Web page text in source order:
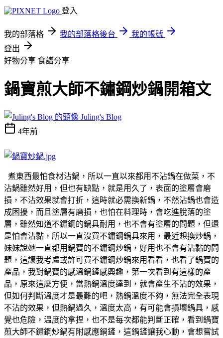
登入
我的部落格 我的部落格後台
我的帳號
登出
好物分享 食譜分享
鍋寶煎大師不鏽鋼炒鍋開箱文
Juling's Blog
4年前
煮東西最怕食材沾鍋，所以一直以來都用不沾鍋在做菜，不
沾鍋雖然好用，但也有缺點，就是用久了，表面的塗層會磨
損，不沾效果就會打折，這時就必需換新鍋，不然沾鍋也會造
成困擾，而且塗層有磨損，也怕在料理時，會吃進脫落的塗
層，雖然知道不鏽鋼的鍋具耐用，也不會有塗層的問題，但還
是怕會沾黏，所以一直沒買不鏽鋼鍋具來用，最近想換炒鍋，
妹妹說她一直都用鍋寶的不鏽鋼炒鍋，好用也不會有沾黏的問
題，這讓我考慮或許可買不鏽鋼炒鍋來用看看，也看了鍋寶的
產品，我對鍋寶的感溫鍋鏟感興趣，第一次看到有這樣的產
品，原來這麼方便，當熱鍋溫度達到，就會產生不沾的效果，
但如何判斷溫度才是最難的吧，熱鍋溫度不夠，無法完全表現
不沾的效果，但熱鍋過久，溫度太高，有可能會損壞鍋具，感
覺也危險，温度的拿捏，也不是每次都能判斷正確，看到鍋寶
煎大師不鏽鋼炒鍋有附感應鍋鏟，這鍋鏟讓我心動，會想嘗試